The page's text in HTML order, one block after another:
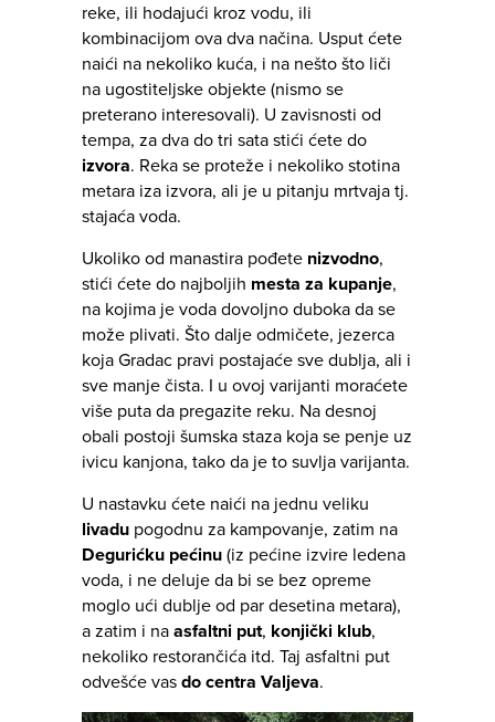
reke, ili hodajući kroz vodu, ili
kombinacijom ova dva načina. Usput ćete
naići na nekoliko kuća, i na nešto što liči
na ugostiteljske objekte (nismo se
preterano interesovali). U zavisnosti od
tempa, za dva do tri sata stići ćete do
izvora. Reka se proteže i nekoliko stotina
metara iza izvora, ali je u pitanju mrtvaja tj.
stajaća voda.
Ukoliko od manastira pođete nizvodno,
stići ćete do najboljih mesta za kupanje,
na kojima je voda dovoljno duboka da se
može plivati. Što dalje odmičete, jezerca
koja Gradac pravi postajaće sve dublja, ali i
sve manje čista. I u ovoj varijanti moraćete
više puta da pregazite reku. Na desnoj
obali postoji šumska staza koja se penje uz
ivicu kanjona, tako da je to suvlja varijanta.
U nastavku ćete naići na jednu veliku
livadu pogodnu za kampovanje, zatim na
Degurićku pećinu (iz pećine izvire ledena
voda, i ne deluje da bi se bez opreme
moglo ući dublje od par desetina metara),
a zatim i na asfaltni put, konjički klub,
nekoliko restorančića itd. Taj asfaltni put
odvešće vas do centra Valjeva.